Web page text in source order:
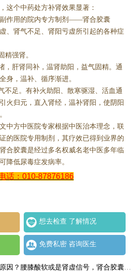
这个中药处方补肾效果显著：
作用的院内专方制剂——肾合胶囊
、肾气不足、肾阳亏虚所引起的各种症
精强肾。
，肝肾同补，温肾助阳，益气固精。通
身，温补、循序渐进。
不足。有补火助阳、散寒驱湿、活血通
火归元，直入肾经，温补肾阳，使阴阳
方中医院专家根据中医治本理念，联
的医院专用制剂，其疗效已得到业界的
合胶囊是经过多名权威名老中医多年临
降低尿毒症发病率。
话：010-87876186
想去检查 了解情况
免费私密 咨询医生
酸软或是肾虚信号，肾合胶囊的功效和作用，助您找回一夜安眠